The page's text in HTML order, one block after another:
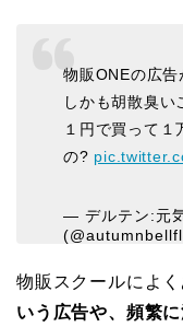
物販ONEの広告
しかも胡散臭い
１円で買って１
の?
— デルテン:元
物販スクールによく
いう広告や、頻繁